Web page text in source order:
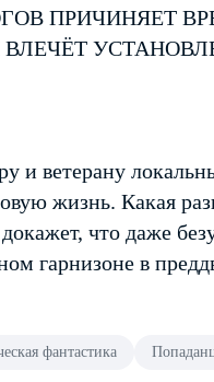
ПРИЧИНЯЕТ
ВЛЕЧЁТ
ветерану
жизнь. Какая
что даже
гарнизоне в
фантастика